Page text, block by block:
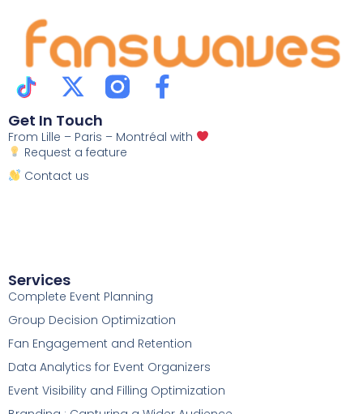
Get In Touch
From Lille – Paris – Montréal with
Request a feature
Contact us
Services
Complete Event Planning
Group Decision Optimization
Fan Engagement and Retention
Data Analytics for Event Organizers
Event Visibility and Filling Optimization